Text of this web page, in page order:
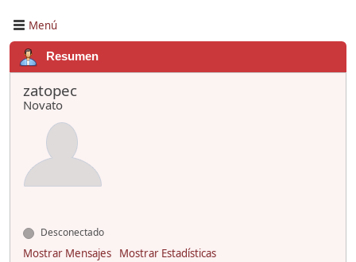
Menú
Resumen
zatopec
Novato
Desconectado
Mostrar Mensajes
Mostrar Estadísticas